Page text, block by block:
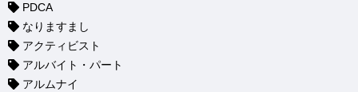
PDCA
なりますまし
アクティビスト
アルバイト・パート
アルムナイ